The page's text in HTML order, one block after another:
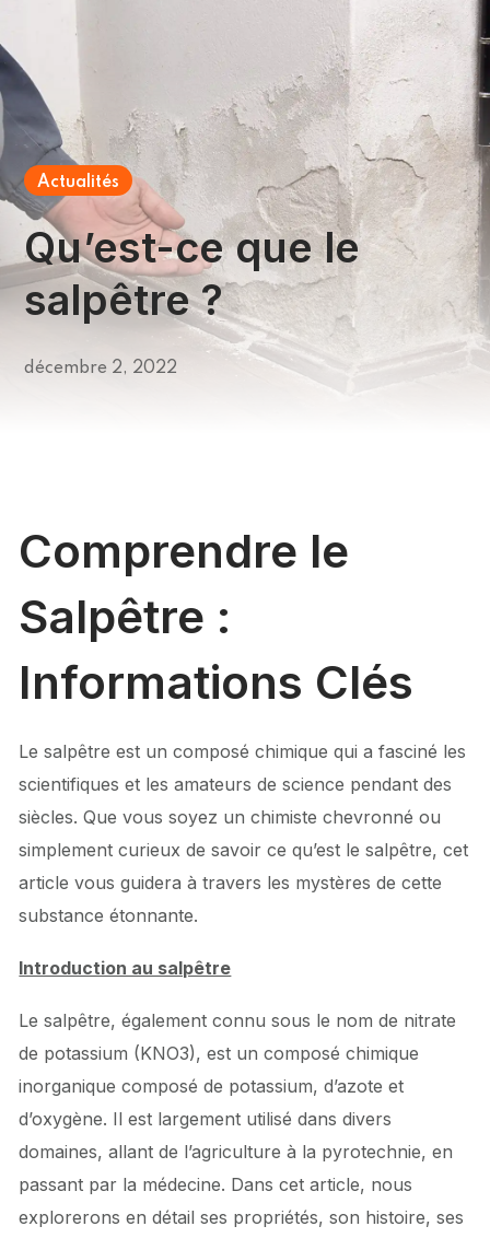
Actualités
Qu’est-ce que le
salpêtre ?
décembre 2, 2022
Comprendre le
Salpêtre :
Informations Clés
Le salpêtre est un composé chimique qui a fasciné les
scientifiques et les amateurs de science pendant des
siècles. Que vous soyez un chimiste chevronné ou
simplement curieux de savoir ce qu’est le salpêtre, cet
article vous guidera à travers les mystères de cette
substance étonnante.
Introduction au salpêtre
Le salpêtre, également connu sous le nom de nitrate
de potassium (KNO3), est un composé chimique
inorganique composé de potassium, d’azote et
d’oxygène. Il est largement utilisé dans divers
domaines, allant de l’agriculture à la pyrotechnie, en
passant par la médecine. Dans cet article, nous
explorerons en détail ses propriétés, son histoire, ses